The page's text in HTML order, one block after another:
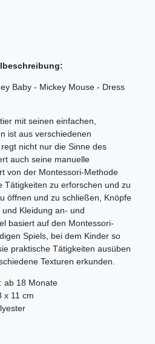
Baby - Mickey Mouse - Dress
mit seinen einfachen,
ist aus verschiedenen
nicht nur die Sinne des
auch seine manuelle
von der Montessori-Methode
Tätigkeiten zu erforschen und zu
öffnen und zu schließen, Knöpfe
Kleidung an- und
basiert auf den Montessori-
Spiels, bei dem Kinder so
praktische Tätigkeiten ausüben
Texturen erkunden.
ab 18 Monate
x 11 cm